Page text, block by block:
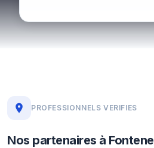
PROFESSIONNELS VERIFIES
Nos partenaires à